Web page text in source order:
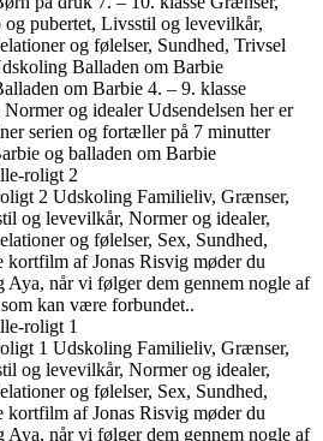
pubertet, Livsstil og levevilkår,
og følelser, Sundhed, Trivsel
Balladen om Barbie
om Barbie 4. – 9. klasse
og idealer Udsendelsen her er
serien og fortæller på 7 minutter
og balladen om Barbie
roligt 2
2 Udskoling Familieliv, Grænser,
og levevilkår, Normer og idealer,
og følelser, Sex, Sundhed,
kortfilm af Jonas Risvig møder du
Aya, når vi følger dem gennem nogle af
kan være forbundet..
roligt 1
1 Udskoling Familieliv, Grænser,
og levevilkår, Normer og idealer,
og følelser, Sex, Sundhed,
kortfilm af Jonas Risvig møder du
Aya, når vi følger dem gennem nogle af